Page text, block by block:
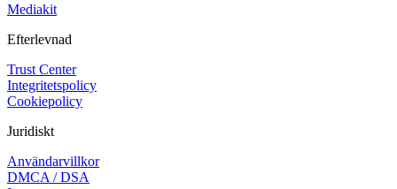
Mediakit
Efterlevnad
Trust Center
Integritetspolicy
Cookiepolicy
Juridiskt
Användarvillkor
DMCA / DSA